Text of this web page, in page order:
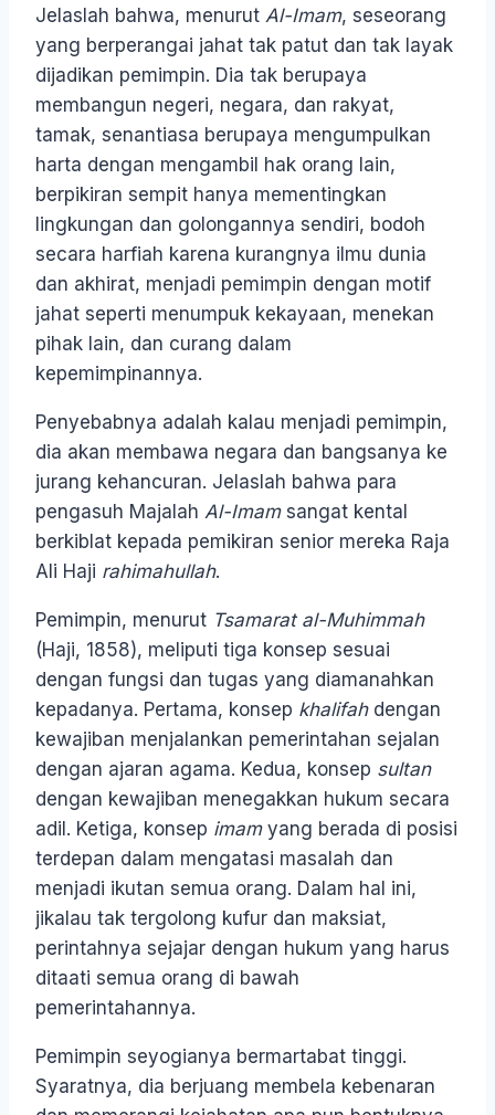
Jelaslah bahwa, menurut Al-Imam, seseorang
yang berperangai jahat tak patut dan tak layak
dijadikan pemimpin. Dia tak berupaya
membangun negeri, negara, dan rakyat,
tamak, senantiasa berupaya mengumpulkan
harta dengan mengambil hak orang lain,
berpikiran sempit hanya mementingkan
lingkungan dan golongannya sendiri, bodoh
secara harfiah karena kurangnya ilmu dunia
dan akhirat, menjadi pemimpin dengan motif
jahat seperti menumpuk kekayaan, menekan
pihak lain, dan curang dalam
kepemimpinannya.
Penyebabnya adalah kalau menjadi pemimpin,
dia akan membawa negara dan bangsanya ke
jurang kehancuran. Jelaslah bahwa para
pengasuh Majalah Al-Imamsangat kental
berkiblat kepada pemikiran senior mereka Raja
Ali Haji rahimahullah.
Pemimpin, menurut Tsamarat al-Muhimmah
(Haji, 1858), meliputi tiga konsep sesuai
dengan fungsi dan tugas yang diamanahkan
kepadanya. Pertama, konsep khalifahdengan
kewajiban menjalankan pemerintahan sejalan
dengan ajaran agama. Kedua, konsep sultan
dengan kewajiban menegakkan hukum secara
adil. Ketiga, konsep imamyang berada di posisi
terdepan dalam mengatasi masalah dan
menjadi ikutan semua orang. Dalam hal ini,
jikalau tak tergolong kufur dan maksiat,
perintahnya sejajar dengan hukum yang harus
ditaati semua orang di bawah
pemerintahannya.
Pemimpin seyogianya bermartabat tinggi.
Syaratnya, dia berjuang membela kebenaran